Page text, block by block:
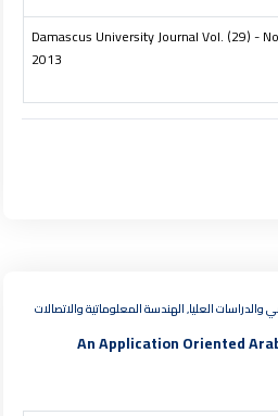
Damascus University Journal Vol. (29) -
2013
والدراسات العليا, الهندسة المعلوماتية والاتصالات
An Application Oriented